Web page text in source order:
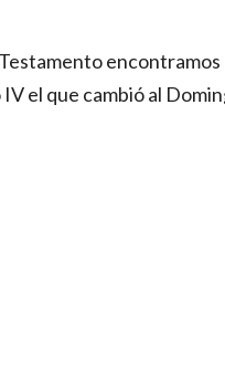
el que cambió al